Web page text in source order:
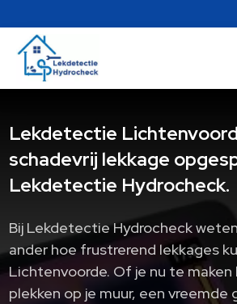
Lekdetectie
schadevrij lekkage
Lekdetectie Hydrocheck.
Bij Lekdetectie Hydrocheck
ander hoe frustrerend lekkages
Lichtenvoorde.​ Of je nu te
plekken op je muur, een vreemde